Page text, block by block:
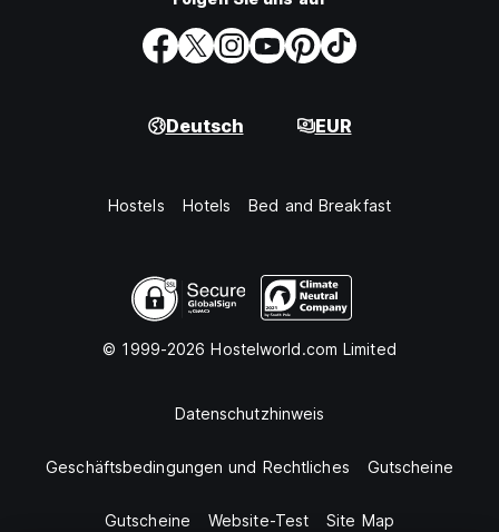
Deutsch EUR
Hostels Hotels Bed and Breakfast
© 1999-2026 Hostelworld.com Limited
Datenschutzhinweis
Geschäftsbedingungen und Rechtliches Gutscheine
Gutscheine Website-Test Site Map